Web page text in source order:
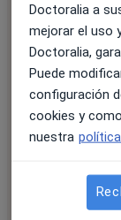
Apellidos:
Email:
*
Doctoralia a
mejorar el uso
Doctoralia,
Puede
configuración
cookies y
nuestra